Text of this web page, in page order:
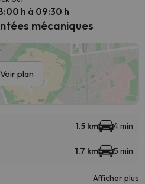
h à 09:30 h
mécaniques
Voir plan
1.5 km 4 min
1.7 km 5 min
Afficher plus